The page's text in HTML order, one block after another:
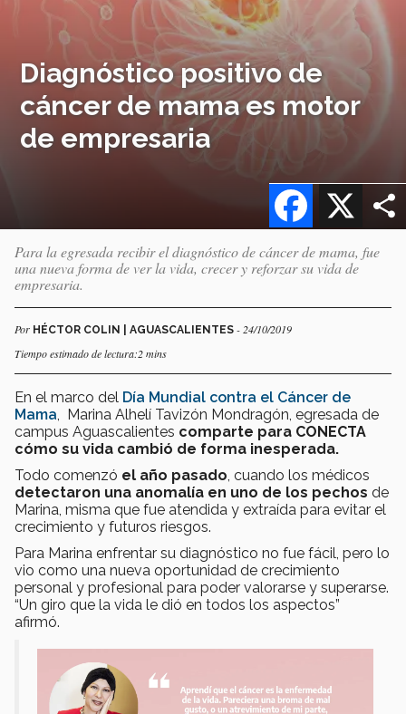
Diagnóstico positivo de
cáncer de mama es motor
de empresaria
X
Facebook
Para la egresada recibir el diagnóstico de cáncer de mama, fue
una nueva forma de ver la vida, crecer y reforzar su vida de
empresaria.
Por HÉCTOR COLIN | AGUASCALIENTES - 24/10/2019
Tiempo estimado de lectura:2 mins
En el marco del Día Mundial contra el Cáncer de
Mama , Marina Alhelí Tavizón Mondragón, egresada de
campus Aguascalientes comparte para CONECTA
cómo su vida cambió de forma inesperada.
Todo comenzó el año pasado , cuando los médicos
detectaron una anomalía en uno de los pechos de
Marina, misma que fue atendida y extraída para evitar el
crecimiento y futuros riesgos.
Para Marina enfrentar su diagnóstico no fue fácil, pero lo
vio como una nueva oportunidad de crecimiento
personal y profesional para poder valorarse y superarse.
“Un giro que la vida le dió en todos los aspectos”
afirmó.